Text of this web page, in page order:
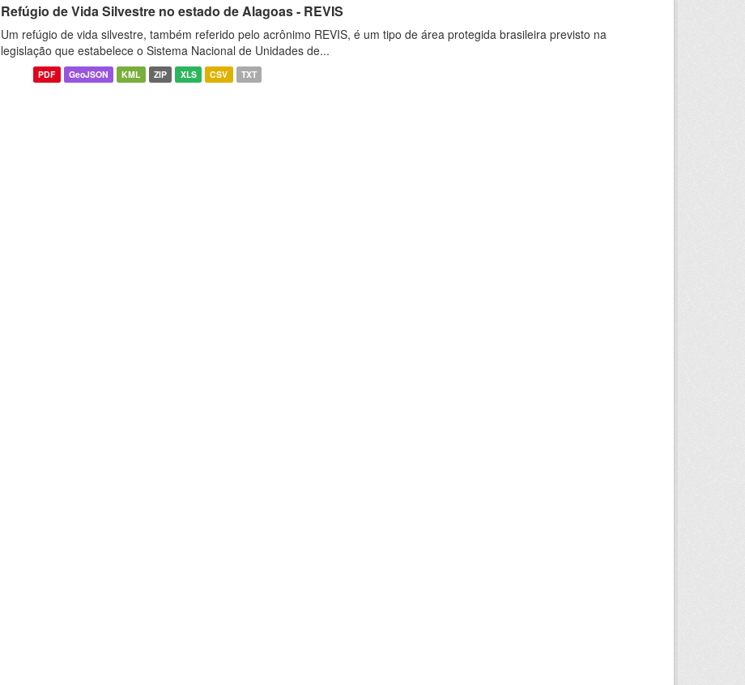
Refúgio de Vida Silvestre no estado de Alagoas - REVIS
Um refúgio de vida silvestre, também referido pelo acrônimo REVIS, é um tipo de área protegida brasileira previsto na
legislação que estabelece o Sistema Nacional de Unidades de...
PDF GeoJSON KML ZIP XLS CSV TXT